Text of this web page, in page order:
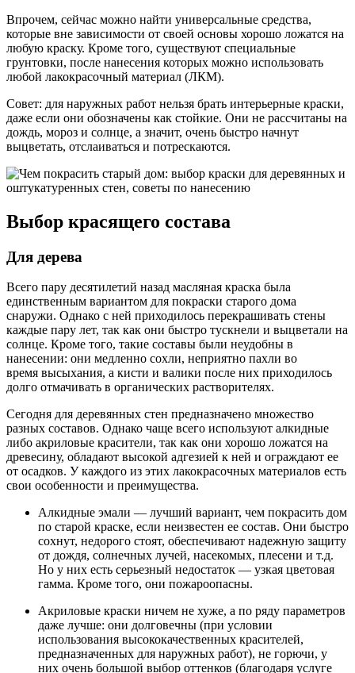
Впрочем, сейчас можно найти универсальные средства,
которые вне зависимости от своей основы хорошо ложатся на
любую краску. Кроме того, существуют специальные
грунтовки, после нанесения которых можно использовать
любой лакокрасочный материал (ЛКМ).
Совет: для наружных работ нельзя брать интерьерные краски,
даже если они обозначены как стойкие. Они не рассчитаны на
дождь, мороз и солнце, а значит, очень быстро начнут
выцветать, отслаиваться и потрескаются.
Выбор красящего состава
Для дерева
Всего пару десятилетий назад масляная краска была
единственным вариантом для покраски старого дома
снаружи. Однако с ней приходилось перекрашивать стены
каждые пару лет, так как они быстро тускнели и выцветали на
солнце. Кроме того, такие составы были неудобны в
нанесении: они медленно сохли, неприятно пахли во
время высыхания, а кисти и валики после них приходилось
долго отмачивать в органических растворителях.
Сегодня для деревянных стен предназначено множество
разных составов. Однако чаще всего используют алкидные
либо акриловые красители, так как они хорошо ложатся на
древесину, обладают высокой адгезией к ней и ограждают ее
от осадков. У каждого из этих лакокрасочных материалов есть
свои особенности и преимущества.
Алкидные эмали — лучший вариант, чем покрасить дом
по старой краске, если неизвестен ее состав. Они быстро
сохнут, недорого стоят, обеспечивают надежную защиту
от дождя, солнечных лучей, насекомых, плесени и т.д.
Но у них есть серьезный недостаток — узкая цветовая
гамма. Кроме того, они пожароопасны.
Акриловые краски ничем не хуже, а по ряду параметров
даже лучше: они долговечны (при условии
использования высококачественных красителей,
предназначенных для наружных работ), не горючи, у
них очень большой выбор оттенков (благодаря услуге